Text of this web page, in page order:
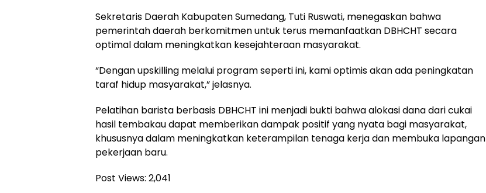
Sekretaris Daerah Kabupaten Sumedang, Tuti Ruswati, menegaskan bahwa
pemerintah daerah berkomitmen untuk terus memanfaatkan DBHCHT secara
optimal dalam meningkatkan kesejahteraan masyarakat.
“Dengan upskilling melalui program seperti ini, kami optimis akan ada peningkatan
taraf hidup masyarakat,” jelasnya.
Pelatihan barista berbasis DBHCHT ini menjadi bukti bahwa alokasi dana dari cukai
hasil tembakau dapat memberikan dampak positif yang nyata bagi masyarakat,
khususnya dalam meningkatkan keterampilan tenaga kerja dan membuka lapangan
pekerjaan baru.
Post Views: 2,041